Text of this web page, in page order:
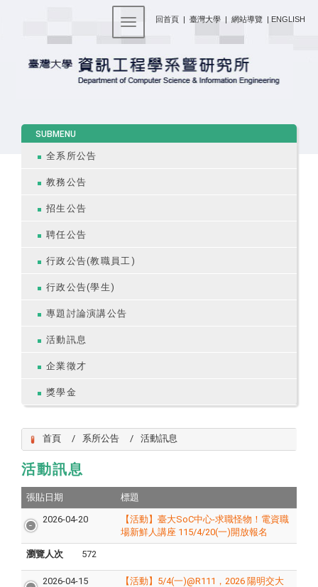
回首頁 | 臺灣大學 | 網站導覽 | ENGLISH
Toggle navigation
SUBMENU
全系所公告
教務公告
招生公告
聘任公告
行政公告(教職員工)
行政公告(學生)
專題討論演講公告
活動訊息
企業徵才
獎學金
首頁 系所公告 活動訊息
活動訊息
張貼日期 標題
2026-04-20
【活動】臺大SoC中心-求職怪物！電資職
場新鮮人講座 115/4/20(一)開放報名
瀏覽人次 572
2026-04-15
【活動】5/4(一)@R111，2026 陽明交大